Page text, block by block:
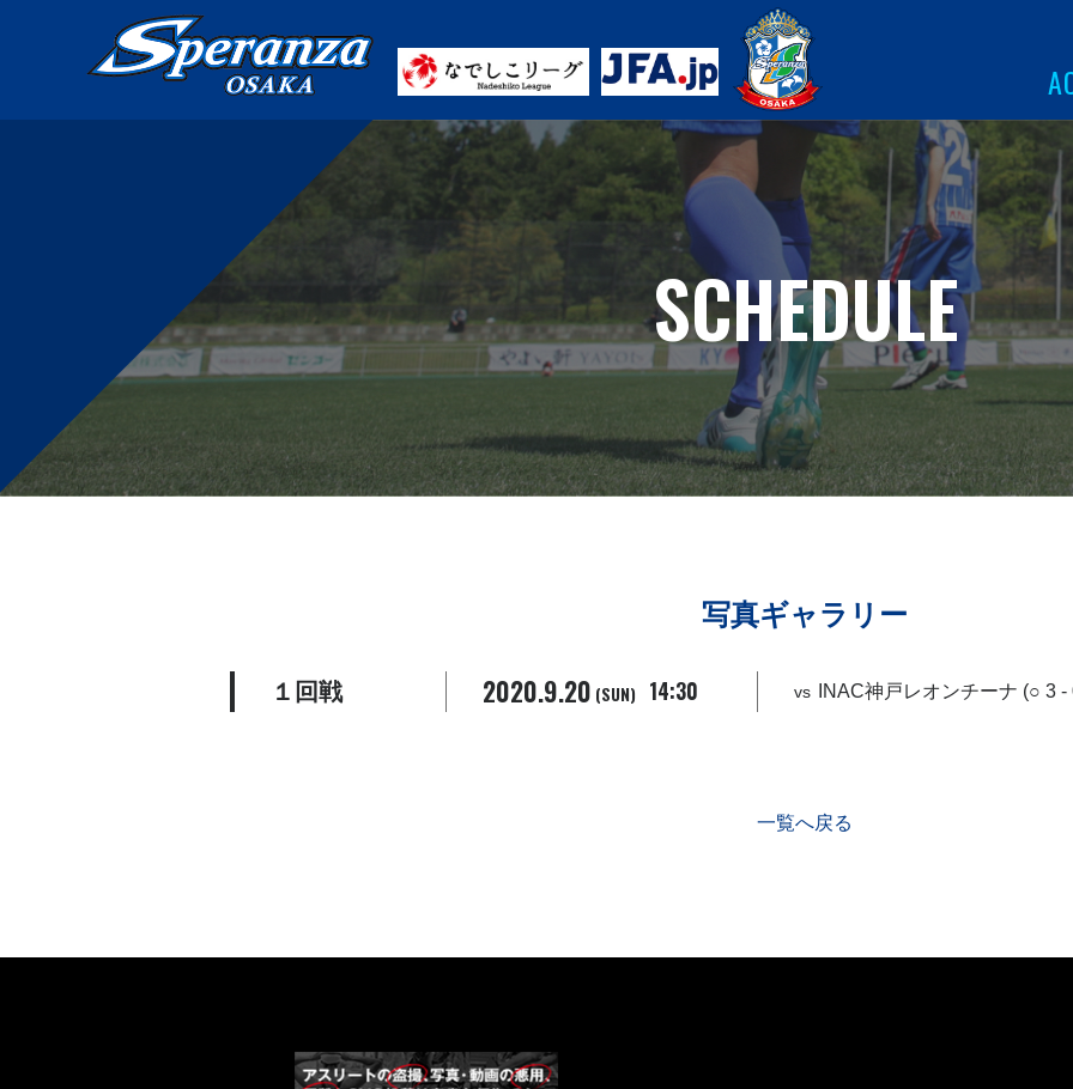
SCHEDULE
写真ギャラリー
１回戦 2020.9.20 (SUN) 14:30 vs INAC神戸レオンチーナ (○ 3 -
一覧へ戻る